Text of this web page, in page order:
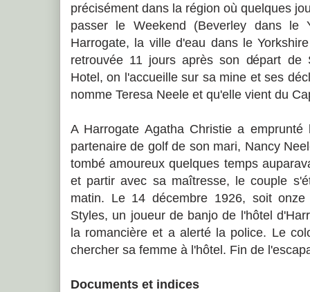
précisément dans la région où quelques
passer le Weekend (Beverley dans le
Harrogate, la ville d'eau dans le
retrouvée 11 jours après son départ de
Hotel, on l'accueille sur sa mine et ses
nomme Teresa Neele et qu'elle vient du
A Harrogate Agatha Christie a
partenaire de golf de son mari, Nancy
tombé amoureux quelques temps
et partir avec sa maîtresse, le couple
matin. Le 14 décembre 1926, soit
Styles, un joueur de banjo de l'hôtel
la romancière et a alerté la police. Le
chercher sa femme à l'hôtel. Fin de
Documents et indices